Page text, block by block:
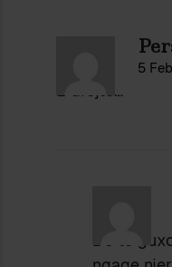
5
E drejte…
Do te